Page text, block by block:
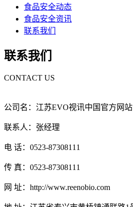
食品安全动态
食品安全资讯
联系我们
联系我们
CONTACT US
公司名：江苏EVO视讯中国官方网
联系人：张经理
电 话：0523-87308111
传 真：0523-87308111
网 址：http://www.reenobio.com